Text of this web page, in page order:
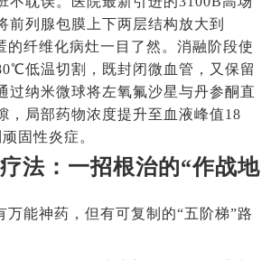
前列腺包膜上下两层结构放大到
的纤维化病灶一目了然。消融阶段使
低温切割，既封闭微血管，又保留
过纳米微球将左氧氟沙星与丹参酮直
，局部药物浓度提升至血液峰值18
固性炎症。
法：一招根治的“作战地
万能神药，但有可复制的“五阶梯”路